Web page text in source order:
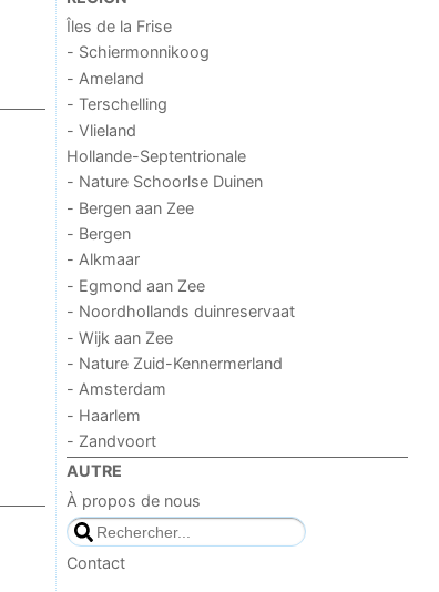
Îles de la Frise
- Schiermonnikoog
- Ameland
- Terschelling
- Vlieland
Hollande-Septentrionale
- Nature Schoorlse Duinen
- Bergen aan Zee
- Bergen
- Alkmaar
- Egmond aan Zee
- Noordhollands duinreservaat
- Wijk aan Zee
- Nature Zuid-Kennermerland
- Amsterdam
- Haarlem
- Zandvoort
AUTRE
À propos de nous
Contact